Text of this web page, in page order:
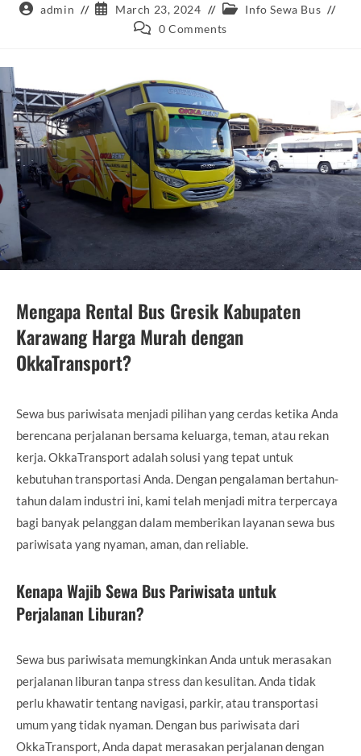
Postadmin
Post
published:
March 23, 2024
PostInfo Sewa Bus
Post 0 Comments
Mengapa Rental Bus Gresik Kabupaten
Karawang Harga Murah dengan
OkkaTransport?
Sewa bus pariwisata menjadi pilihan yang cerdas ketika Anda
berencana perjalanan bersama keluarga, teman, atau rekan
kerja. OkkaTransport adalah solusi yang tepat untuk
kebutuhan transportasi Anda. Dengan pengalaman bertahun-
tahun dalam industri ini, kami telah menjadi mitra terpercaya
bagi banyak pelanggan dalam memberikan layanan sewa bus
pariwisata yang nyaman, aman, dan reliable.
Kenapa Wajib Sewa Bus Pariwisata untuk
Perjalanan Liburan?
Sewa bus pariwisata memungkinkan Anda untuk merasakan
perjalanan liburan tanpa stress dan kesulitan. Anda tidak
perlu khawatir tentang navigasi, parkir, atau transportasi
umum yang tidak nyaman. Dengan bus pariwisata dari
OkkaTransport, Anda dapat merasakan perjalanan dengan